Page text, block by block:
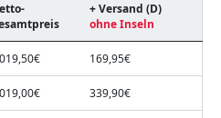
+ Versand (D)
ohne Inseln
169,95€
339,90€